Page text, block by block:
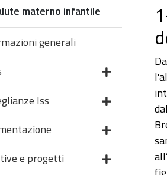
materno infantile
generali
Iss
e progetti